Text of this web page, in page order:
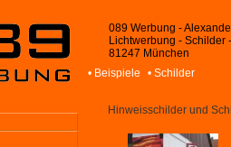
• Beispiele • Schilder
089 Werbung -
Lichtwerbung - Schilder
81247 München
Hinweisschilder und